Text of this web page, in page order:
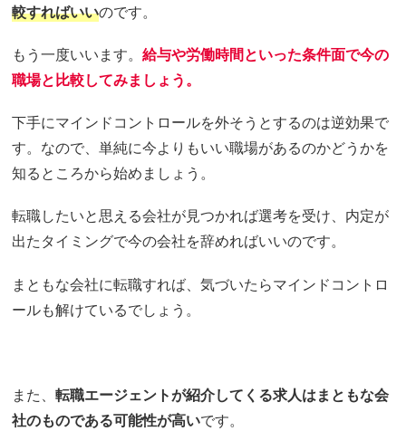
較すればいいのです。
もう一度いいます。給与や労働時間といった条件面で今の
職場と比較してみましょう。
下手にマインドコントロールを外そうとするのは逆効果で
す。なので、単純に今よりもいい職場があるのかどうかを
知るところから始めましょう。
転職したいと思える会社が見つかれば選考を受け、内定が
出たタイミングで今の会社を辞めればいいのです。
まともな会社に転職すれば、気づいたらマインドコントロ
ールも解けているでしょう。
また、転職エージェントが紹介してくる求人はまともな会
社のものである可能性が高いです。